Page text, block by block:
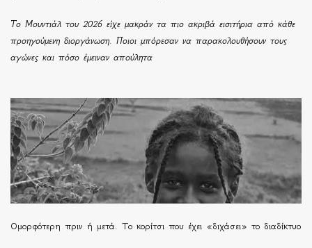
Το Μουντιάλ του 2026 είχε μακράν τα πιο ακριβά εισιτήρια από κάθε
προηγούμενη διοργάνωση. Ποιοι μπόρεσαν να παρακολουθήσουν τους
αγώνες και πόσο έμειναν απούλητα
Ομορφότερη πριν ή μετά. Το κορίτσι που έχει «διχάσει» το διαδίκτυο